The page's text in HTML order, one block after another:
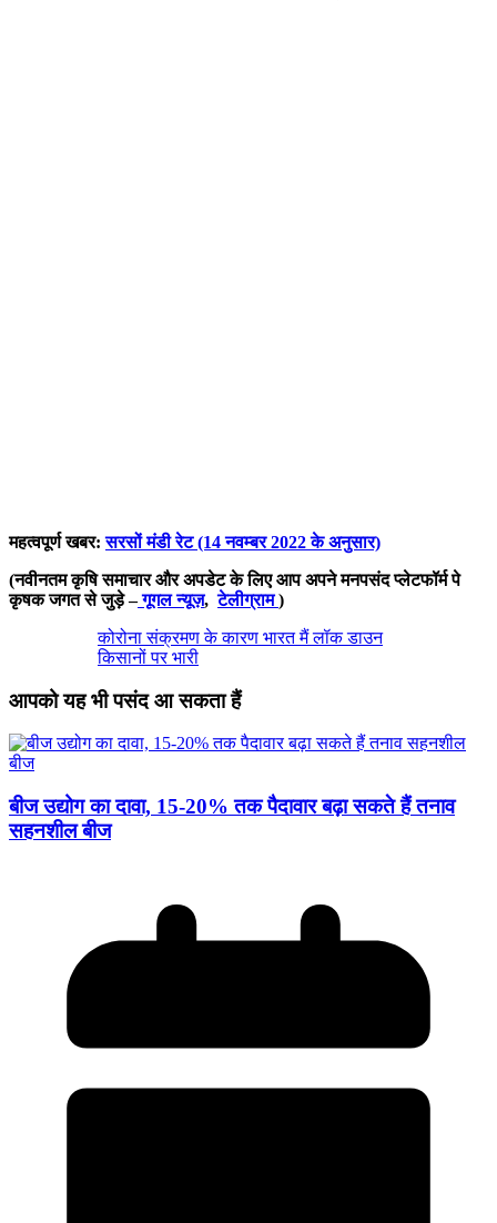
महत्वपूर्ण खबर:सरसों मंडी रेट (14 नवम्बर 2022 के अनुसार)
(नवीनतम कृषि समाचार और अपडेट के लिए आप अपने मनपसंद प्लेटफॉर्म पे
कृषक जगत से जुड़े –गूगल न्यूज़,टेलीग्राम)
कोरोना संक्रमण के कारण भारत मैं लॉक डाउन
किसानों पर भारी
आपको यह भी पसंद आ सकता हैं
बीज उद्योग का दावा, 15-20% तक पैदावार बढ़ा सकते हैं तनाव
सहनशील बीज